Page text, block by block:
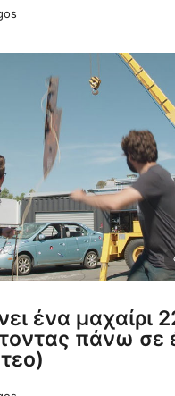
ένα μαχαίρι
πάνω σε